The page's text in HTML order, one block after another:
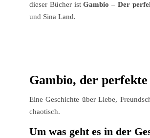
dieser Bücher istGambio – Der
und Sina Land.
Gambio, der
Eine Geschichte über Liebe,
chaotisch.
Um was geht es in der